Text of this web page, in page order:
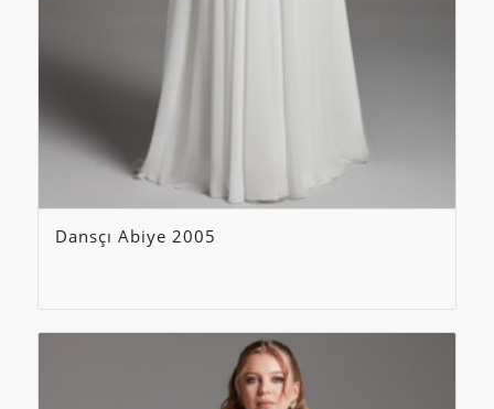
Dansçı Abiye 2005